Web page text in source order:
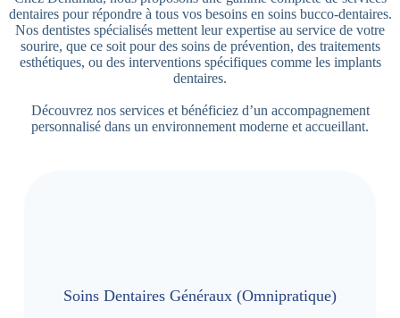
dentaires pour répondre à tous vos besoins en soins bucco-dentaires.
Nos dentistes spécialisés mettent leur expertise au service de votre
sourire, que ce soit pour des soins de prévention, des traitements
esthétiques, ou des interventions spécifiques comme les implants
dentaires.
Découvrez nos services et bénéficiez d’un accompagnement
personnalisé dans un environnement moderne et accueillant.
Soins Dentaires Généraux (Omnipratique)